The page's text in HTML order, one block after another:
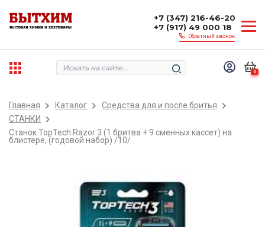
+7 (347) 216-46-20
+7 (917) 49 000 18
Обратный звонок
0
Главная Каталог
Средства для и после бритья
СТАНКИ
Станок TopTech Razor 3 (1 бритва + 9 сменных кассет) на
блистере, (годовой набор) /10/